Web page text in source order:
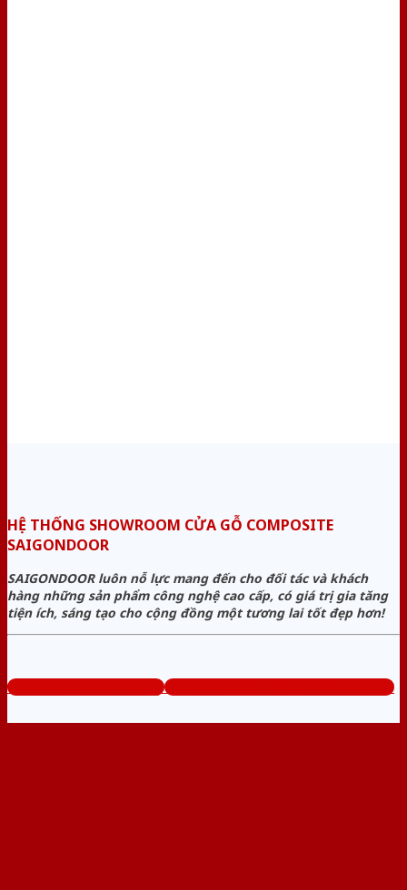
HỆ THỐNG SHOWROOM CỬA GỖ COMPOSITE
SAIGONDOOR
SAIGONDOOR luôn nỗ lực mang đến cho đối tác và khách
hàng những sản phẩm công nghệ cao cấp, có giá trị gia tăng
tiện ích, sáng tạo cho cộng đồng một tương lai tốt đẹp hơn!
www.cuagocomposite.org Tổng đài tư vấn miễn phí: 0824.400.400